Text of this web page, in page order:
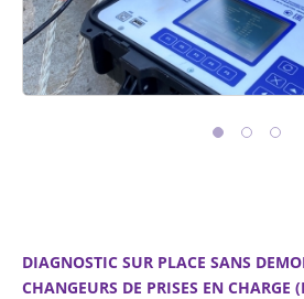
DIAGNOSTIC SUR PLACE SANS
CHANGEURS DE PRISES EN CHARGE